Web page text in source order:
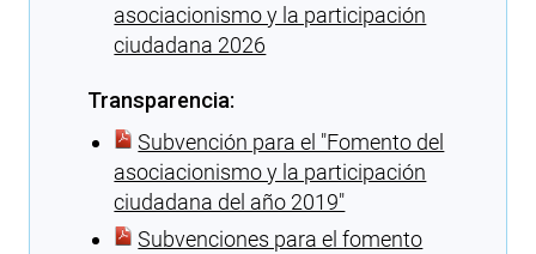
asociacionismo y la participación
ciudadana 2026
Transparencia:
Subvención para el ″Fomento del
asociacionismo y la participación
ciudadana del año 2019″
Subvenciones para el fomento